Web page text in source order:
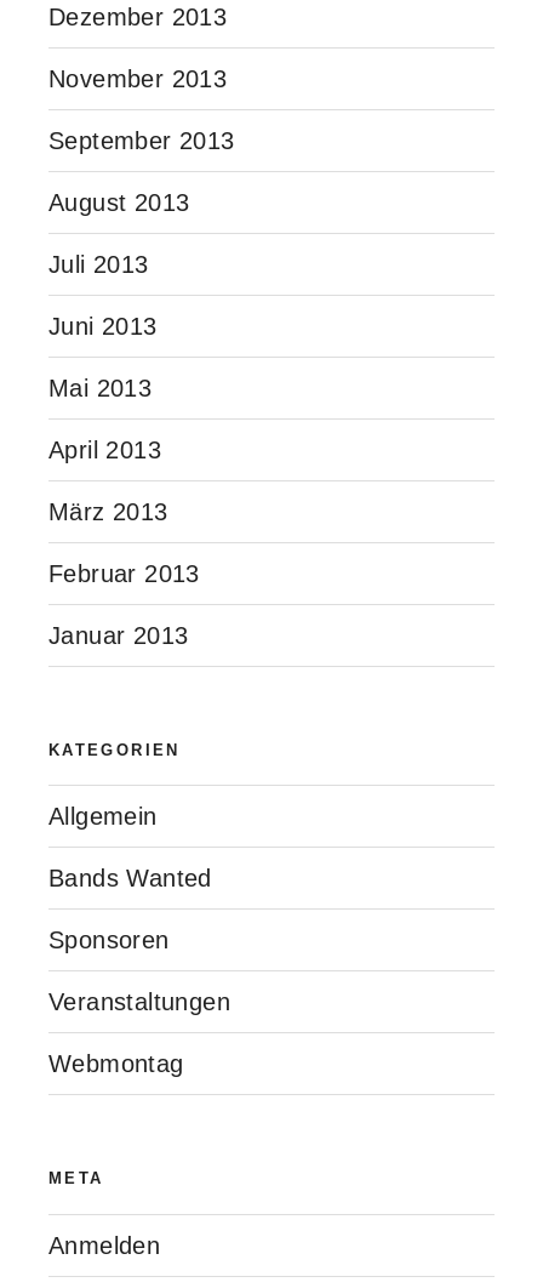
Dezember 2013
November 2013
September 2013
August 2013
Juli 2013
Juni 2013
Mai 2013
April 2013
März 2013
Februar 2013
Januar 2013
KATEGORIEN
Allgemein
Bands Wanted
Sponsoren
Veranstaltungen
Webmontag
META
Anmelden